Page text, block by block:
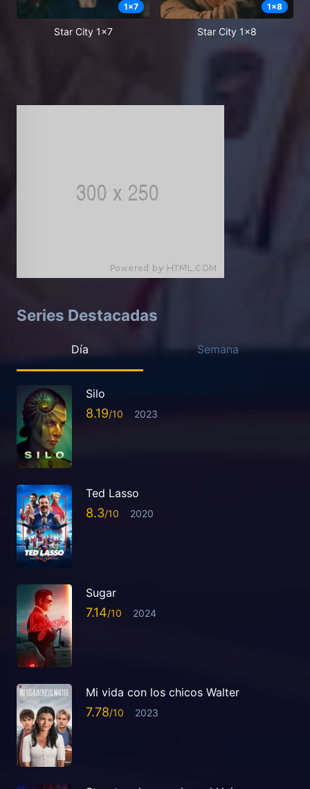
1x7
Star City 1x7
1x8
Star City 1x8
Series Destacadas
Día Semana
Silo
8.19 2023
Ted Lasso
8.3 2020
Sugar
7.14 2024
Mi vida con los chicos Walter
7.78 2023